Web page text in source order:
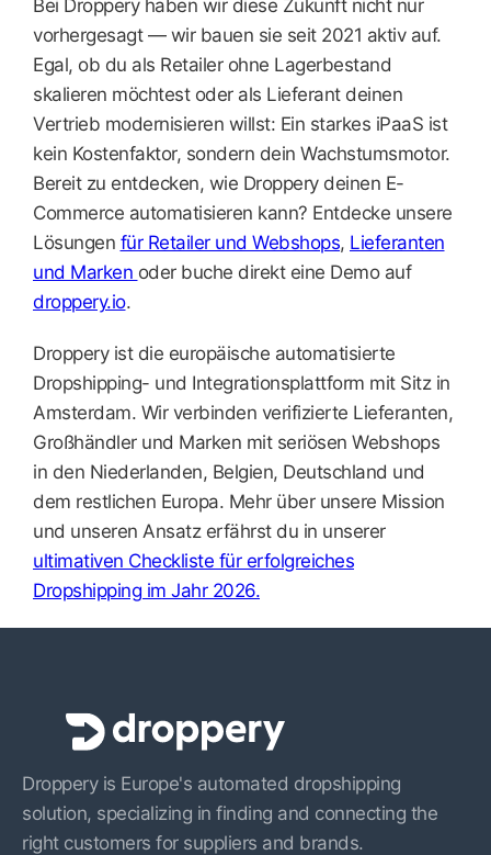
Bei Droppery haben wir diese Zukunft nicht nur
vorhergesagt — wir bauen sie seit 2021 aktiv auf.
Egal, ob du als Retailer ohne Lagerbestand
skalieren möchtest oder als Lieferant deinen
Vertrieb modernisieren willst: Ein starkes iPaaS ist
kein Kostenfaktor, sondern dein Wachstumsmotor.
Bereit zu entdecken, wie Droppery deinen E-
Commerce automatisieren kann? Entdecke unsere
Lösungen für Retailer und Webshops, Lieferanten
und Marken oder buche direkt eine Demo auf
droppery.io.
Droppery ist die europäische automatisierte
Dropshipping- und Integrationsplattform mit Sitz in
Amsterdam. Wir verbinden verifizierte Lieferanten,
Großhändler und Marken mit seriösen Webshops
in den Niederlanden, Belgien, Deutschland und
dem restlichen Europa. Mehr über unsere Mission
und unseren Ansatz erfährst du in unserer
ultimativen Checkliste für erfolgreiches
Dropshipping im Jahr 2026.
Droppery is Europe's automated dropshipping
solution, specializing in finding and connecting the
right customers for suppliers and brands.